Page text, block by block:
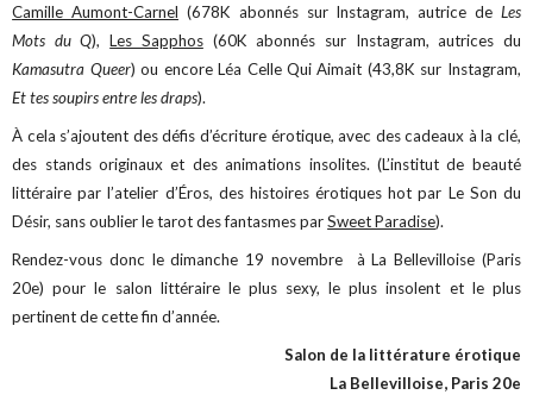
Camille Aumont-Carnel (678K abonnés sur Instagram, autrice de Les
Mots du Q),Les Sapphos(60K abonnés sur Instagram, autrices du
Kamasutra Queer) ou encore Léa Celle Qui Aimait (43,8K sur Instagram,
Et tes soupirs entre les draps).
À cela s’ajoutent des défis d’écriture érotique, avec des cadeaux à la clé,
des stands originaux et des animations insolites. (L’institut de beauté
littéraire par l’atelier d’Éros, des histoires érotiques hot par Le Son du
Désir, sans oublier le tarot des fantasmes parSweet Paradise).
Rendez-vous donc le dimanche 19 novembre à La Bellevilloise (Paris
20e) pour le salon littéraire le plus sexy, le plus insolent et le plus
pertinent de cette fin d’année.
Salon de la littérature érotique
La Bellevilloise, Paris 20e